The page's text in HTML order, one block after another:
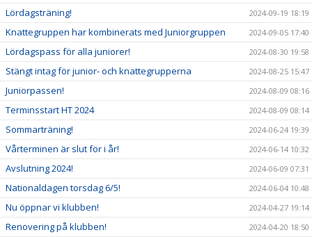
Lördagsträning! 2024-09-19 18:19
Knattegruppen har kombinerats med Juniorgruppen 2024-09-05 17:40
Lördagspass för alla juniorer! 2024-08-30 19:58
Stängt intag för junior- och knattegrupperna 2024-08-25 15:47
Juniorpassen! 2024-08-09 08:16
Terminsstart HT 2024 2024-08-09 08:14
Sommarträning! 2024-06-24 19:39
Vårterminen är slut för i år! 2024-06-14 10:32
Avslutning 2024! 2024-06-09 07:31
Nationaldagen torsdag 6/5! 2024-06-04 10:48
Nu öppnar vi klubben! 2024-04-27 19:14
Renovering på klubben! 2024-04-20 18:50